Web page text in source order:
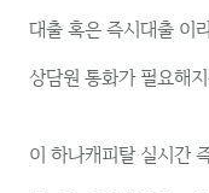
대출 혹은 즉시대출 이
상담원 통화가 필요해
이 하나캐피탈 실시간